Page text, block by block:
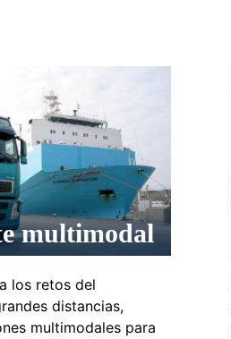
multimodal
los retos del
distancias,
multimodales para